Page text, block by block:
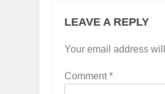
LEAVE A REPLY
Your email address
Comment*